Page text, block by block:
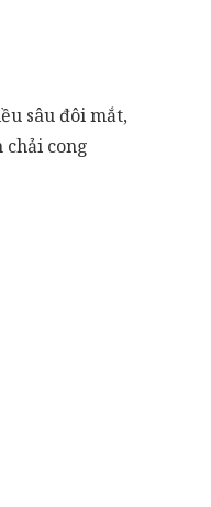
sâu đôi mắt,
cong